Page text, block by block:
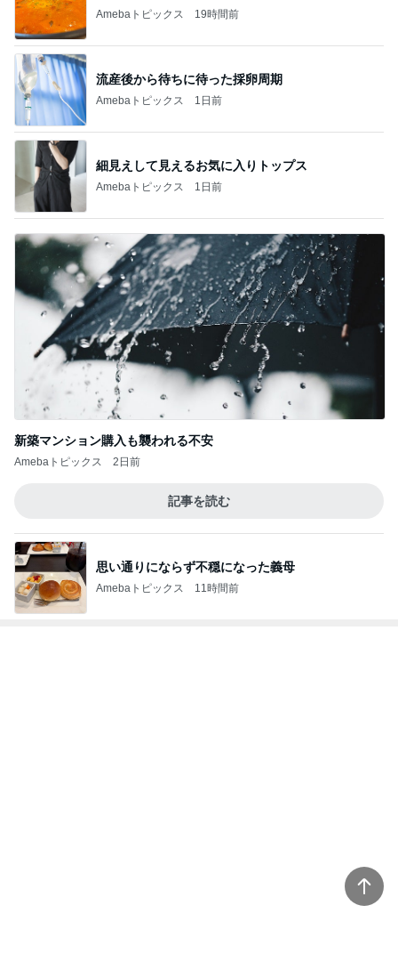
Amebaトピックス 19時間前
流産後から待ちに待った採卵周期
Amebaトピックス 1日前
細見えして見えるお気に入りトップス
Amebaトピックス 1日前
新築マンション購入も襲われる不安
Amebaトピックス 2日前
記事を読む
思い通りにならず不穏になった義母
Amebaトピックス 11時間前